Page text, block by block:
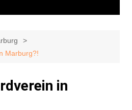
Marburg?!
in